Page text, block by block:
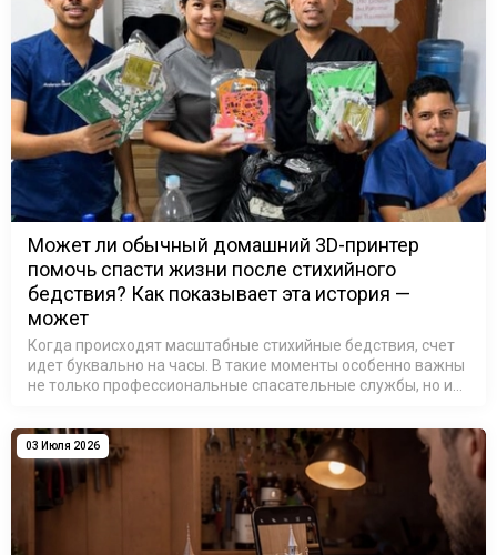
Может ли обычный домашний 3D-принтер
помочь спасти жизни после стихийного
бедствия? Как показывает эта история —
может
Когда происходят масштабные стихийные бедствия, счет
идет буквально на часы. В такие моменты особенно важны
не только профессиональные спасательные службы, но и
ради помощи другим.…
03 Июля 2026